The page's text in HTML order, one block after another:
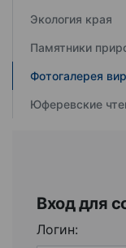
Экология края
Памятники
Фотогалерея
Юферевские
Вход для
Логин: